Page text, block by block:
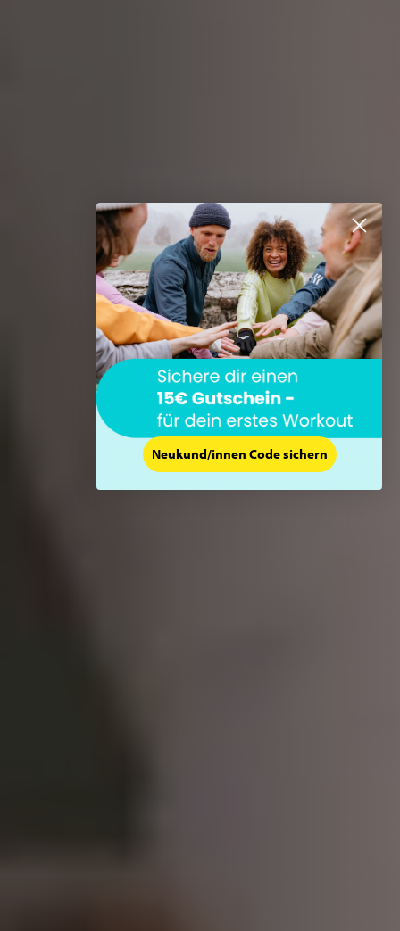
Neukund/innen Code sichern